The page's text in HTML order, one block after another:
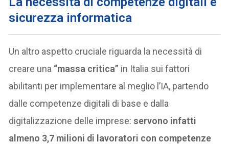
sicurezza informatica
Un altro aspetto cruciale riguarda la necessità di
creare una “massa critica” in Italia sui fattori
abilitanti per implementare al meglio l’IA, partendo
dalle competenze digitali di base e dalla
digitalizzazione delle imprese:servono infatti
almeno 3,7 milioni di lavoratori con competenze